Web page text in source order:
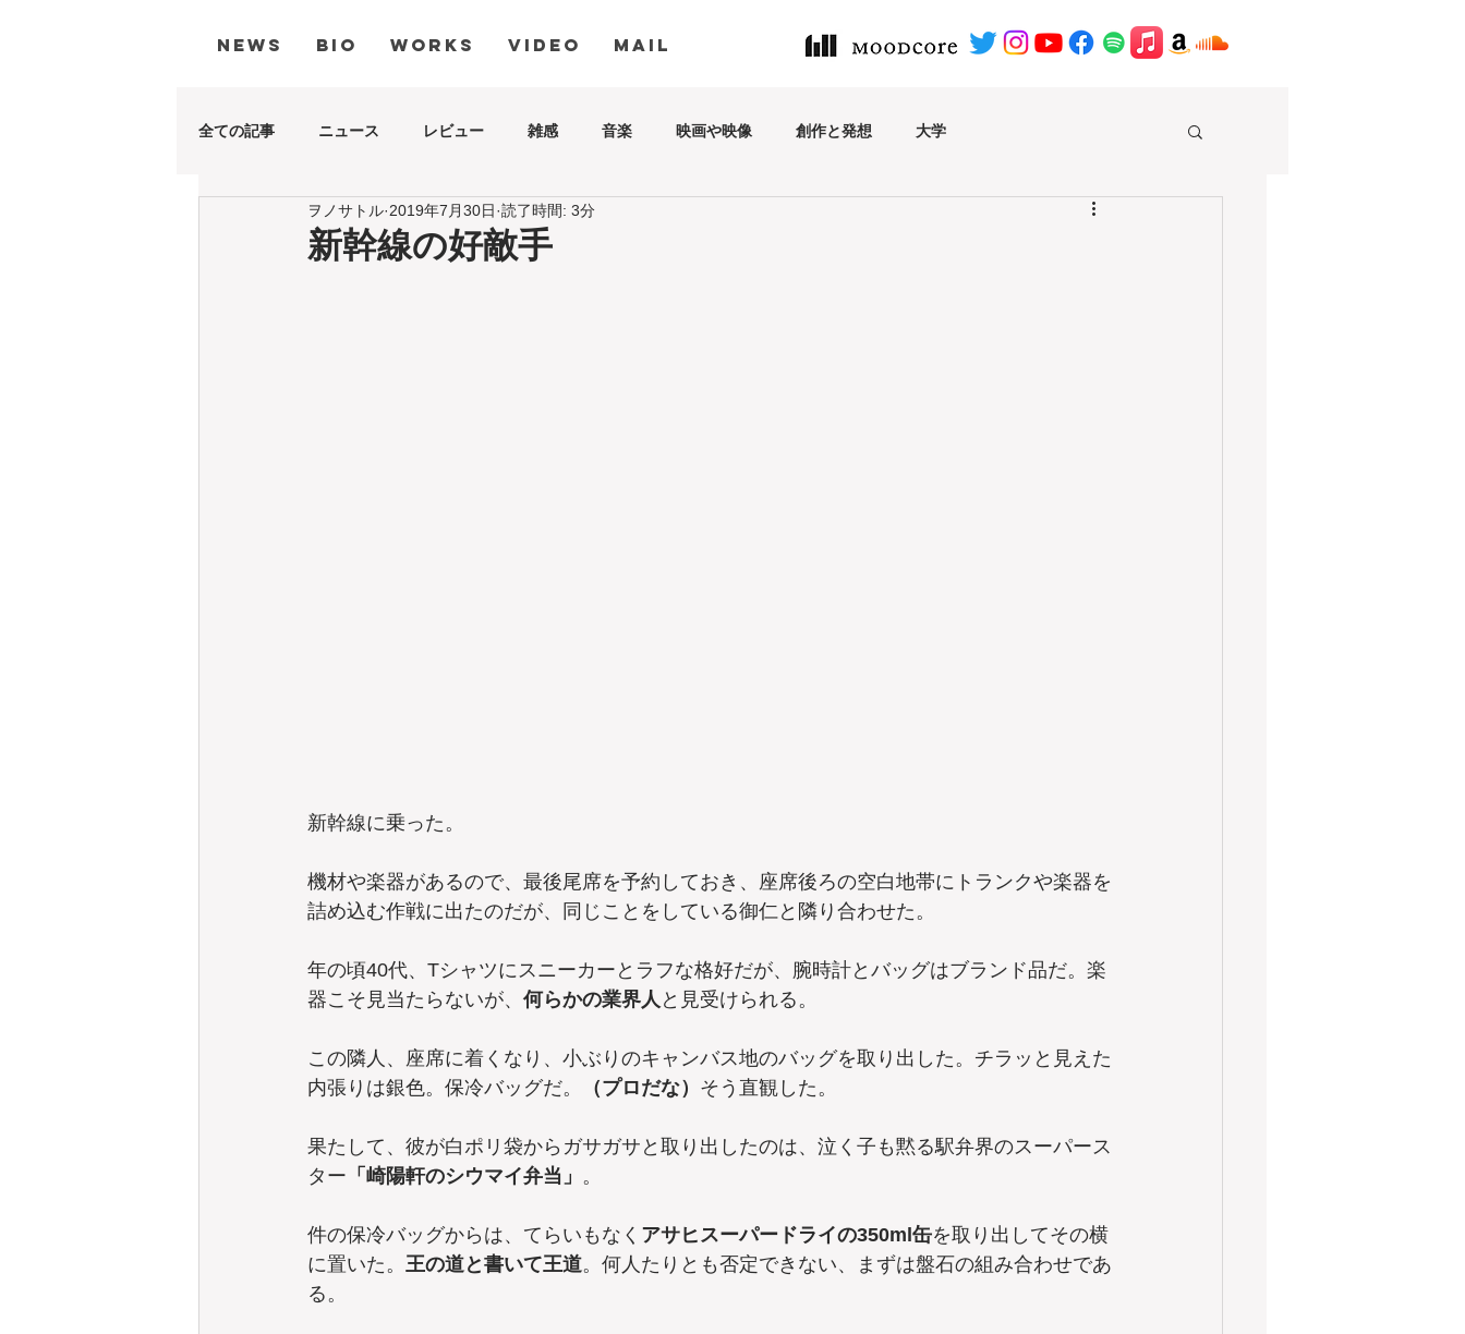
NEWS BIO WORKS VIDEO MAIL
全ての記事 ニュース レビュー 雑感 音楽 映画や映像 創作と発想 大学
新幹線の好敵手
ヲノサトル 2019年7月30日 読了時間: 3分
新幹線に乗った。
機材や楽器があるので、最後尾席を予約しておき、座席後ろの空白地帯にトランクや楽器を
詰め込む作戦に出たのだが、同じことをしている御仁と隣り合わせた。
年の頃40代、Tシャツにスニーカーとラフな格好だが、腕時計とバッグはブランド品だ。楽
器こそ見当たらないが、 何らかの業界人 と見受けられる。
この隣人、座席に着くなり、小ぶりのキャンバス地のバッグを取り出した。チラッと見えた
内張りは銀色。保冷バッグだ。
（プロだな） そう直観した。
果たして、彼が白ポリ袋からガサガサと取り出したのは、泣く子も黙る駅弁界のスーパース
ター 「崎陽軒のシウマイ弁当」 。
件の保冷バッグからは、てらいもなく アサヒスーパードライの350ml缶を取り出してその横
に置いた。 王の道と書いて王道。何人たりとも否定できない、まずは盤石の組み合わせであ
る。